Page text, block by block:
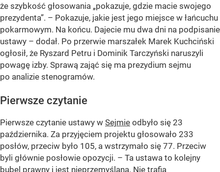
że szybkość głosowania „pokazuje, gdzie macie swojego
prezydenta”. – Pokazuje, jakie jest jego miejsce w łańcuchu
pokarmowym. Na końcu. Dajecie mu dwa dni na podpisanie
ustawy – dodał. Po przerwie marszałek Marek Kuchciński
ogłosił, że Ryszard Petru i Dominik Tarczyński naruszyli
powagę izby. Sprawą zająć się ma prezydium sejmu
po analizie stenogramów.
Pierwsze czytanie
Pierwsze czytanie ustawy w Sejmie odbyło się 23
października. Za przyjęciem projektu głosowało 233
posłów, przeciw było 105, a wstrzymało się 77. Przeciw
byli głównie posłowie opozycji. – Ta ustawa to kolejny
bubel prawny i jest nieprzemyślana. Nie trafia